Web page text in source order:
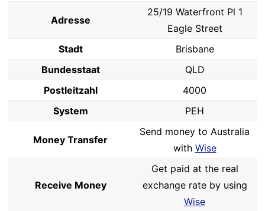
Adresse
25/19 Waterfront Pl 1
Eagle Street
Stadt
Brisbane
Bundesstaat
QLD
Postleitzahl
4000
System
PEH
Money Transfer
Send money to Australia
with Wise
Receive Money
Get paid at the real
exchange rate by using
Wise